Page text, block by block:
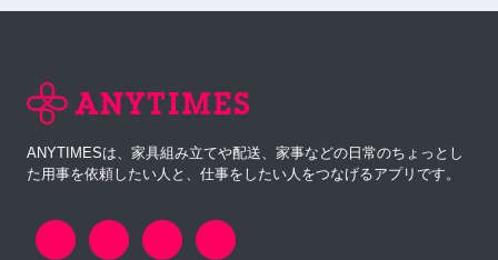
ANYTIMESは、家具組み立てや配送、家事などの日常のちょっとし
た用事を依頼したい人と、仕事をしたい人をつなげるアプリです。